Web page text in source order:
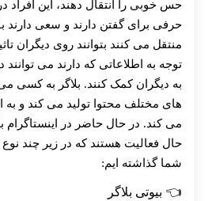
حس خوبی را انتقال دهند، این افراد
حرفی برای گفتن دارند و سعی
منتقل می کنند بتوانند روی دیگران
توجه به اطلاعاتی که دارند می
به دیگران کمک کنند. بلاگر به کسی
های مختلف محتوا تولید می کند و به
می کند. در حال حاضر در اینستاگرام
حال فعالیت هستند که در زیر چند نوع
شما گذاشته ایم:
بیوتی بلاگر